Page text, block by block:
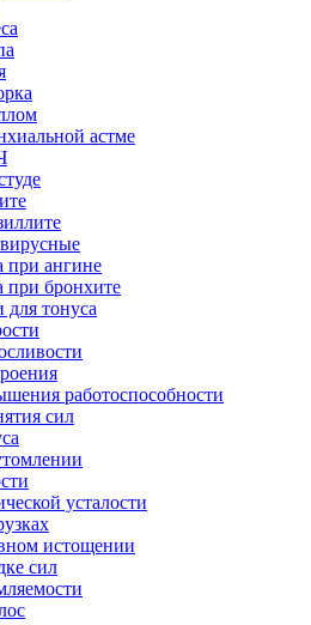
астме
при ангине
при бронхите
для тонуса
работоспособности
сил
усталости
истощении
сил